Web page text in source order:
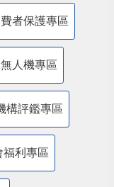
者保護專區
無人機專區
構評鑑專區
福利專區